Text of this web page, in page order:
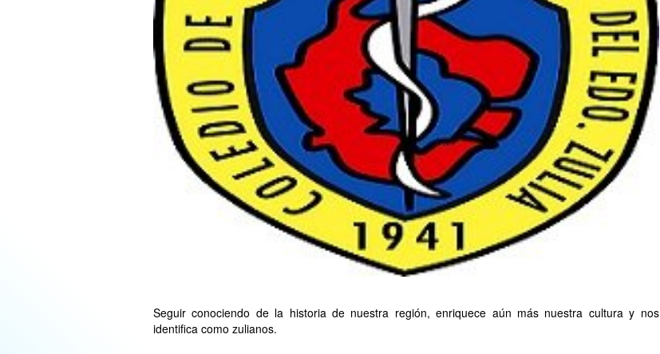
Seguir conociendo de la historia de nuestra región, enriquece aún más nuestra cultura y nos
identifica como zulianos.